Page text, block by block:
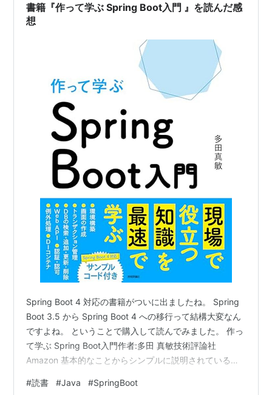
書籍『作って学ぶ Spring Boot入門 』を読んだ感
想
Spring Boot 4 対応の書籍がついに出ましたね。 Spring
Boot 3.5 から Spring Boot 4 への移行って結構大変なん
ですよね。 ということで購入して読んでみました。 作っ
て学ぶ Spring Boot入門作者:多田 真敏技術評論社
Amazon 基本的なことからシンプルに説明されている
個人的になるほどと思ったのが、JUnit のテスト内容をメ
#読書 #Java #SpringBoot